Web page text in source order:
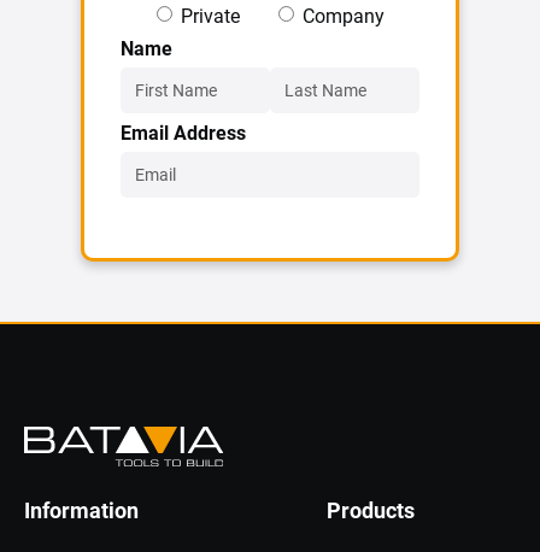
Private
Company
Name
Email Address
Products
Information